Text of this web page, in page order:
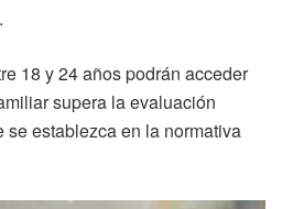
18 y 24 años podrán acceder
supera la evaluación
se establezca en la normativa